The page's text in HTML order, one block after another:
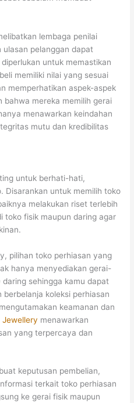
lembaga penilai
pelanggan dapat
untuk memastikan
memiliki nilai yang sesuai
memperhatikan aspek-aspek
bahwa mereka memilih gerai
menawarkan keindahan
mutu dan kredibilitas
untuk berhati-hati,
Disarankan untuk memilih toko
melakukan riset terlebih
toko fisik maupun daring agar
pilihan toko perhiasan yang
hanya menyediakan gerai-
daring sehingga kamu dapat
koleksi perhiasan
keamanan dan
Jewellery menawarkan
yang terpercaya dan
keputusan pembelian,
terkait toko perhiasan
ke gerai fisik maupun